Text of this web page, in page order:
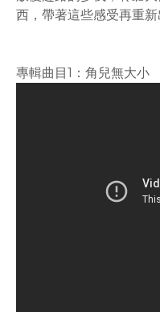
西，帶著這些感受再重新
專輯曲目1：角兒無大小